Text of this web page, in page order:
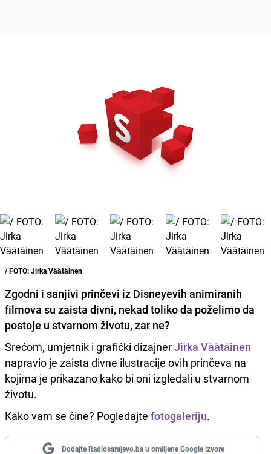
/ FOTO: Jirka Väätäinen
Zgodni i sanjivi prinčevi iz Disneyevih animiranih
filmova su zaista divni, nekad toliko da poželimoda
postoje u stvarnom životu, zar ne?
Srećom, umjetnik i grafički dizajnerJirka Väätäinen
napravio je zaista divne ilustracije ovih prinčeva na
kojima je prikazano kako bi oni izgledali u stvarnom
životu.
Kako vam se čine? Pogledajte fotogaleriju.
Dodajte Radiosarajevo.ba u omiljene Google izvore